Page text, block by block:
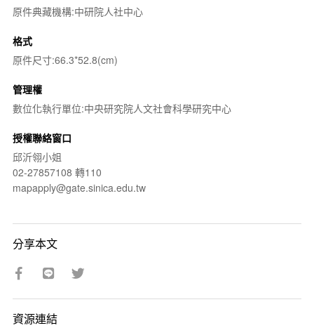
原件典藏機構:中研院人社中心
格式
原件尺寸:66.3*52.8(cm)
管理權
數位化執行單位:中央研究院人文社會科學研究中心
授權聯絡窗口
邱沂翎小姐
02-27857108 轉110
mapapply@gate.sinica.edu.tw
分享本文
資源連結